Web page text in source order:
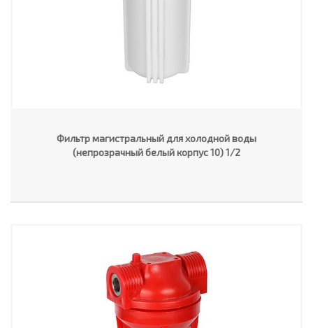
Фильтр магистральный для холодной воды
(непрозрачный белый корпус 10) 1/2